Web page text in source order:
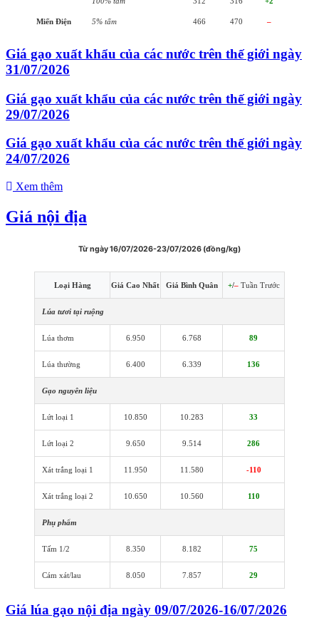
Miến Điện 5% tấm 466 470 –
Giá gạo xuất khẩu của các nước trên thế giới ngày
31/07/2026
Giá gạo xuất khẩu của các nước trên thế giới ngày
29/07/2026
Giá gạo xuất khẩu của các nước trên thế giới ngày
24/07/2026
Xem thêm
Giá nội địa
Từ ngày 16/07/2026-23/07/2026 (đồng/kg)
Loại Hàng Giá Cao Nhất Giá Bình Quân +/–Tuần Trước
Lúa tươi tại ruộng
Lúa thơm 6.950 6.768 89
Lúa thường 6.400 6.339 136
Gạo nguyên liệu
Lứt loại 1 10.850 10.283 33
Lứt loại 2 9.650 9.514 286
Xát trắng loại 1 11.950 11.580 -110
Xát trắng loại 2 10.650 10.560 110
Phụ phẩm
Tấm 1/2 8.350 8.182 75
Cám xát/lau 8.050 7.857 29
Giá lúa gạo nội địa ngày 09/07/2026-16/07/2026